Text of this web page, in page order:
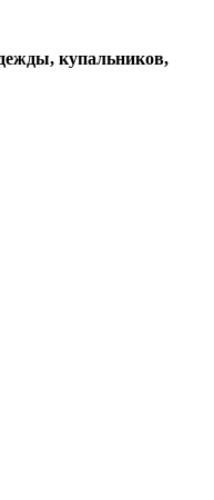
купальников,